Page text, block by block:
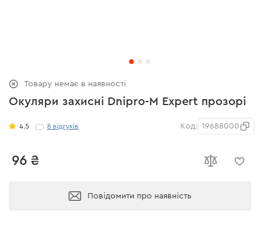
Окуляри захисні Dnipro-M Expert прозорі
4.5 8 відгуків Код: 19688000
96 ₴
Повідомити про наявність
Товару немає в наявності